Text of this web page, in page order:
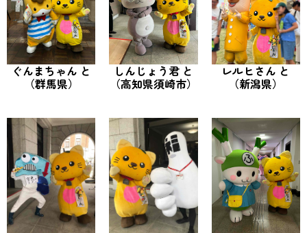
ぐんまちゃん と
（群馬県）
しんじょう君 と
（高知県須崎市）
レルヒさん と
（新潟県）